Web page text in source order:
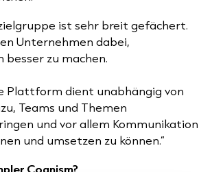
ist sehr breit gefächert.
Unternehmen dabei,
besser zu machen.
Plattform dient unabhängig von
Teams und Themen
und vor allem Kommunikation
und umsetzen zu können.“